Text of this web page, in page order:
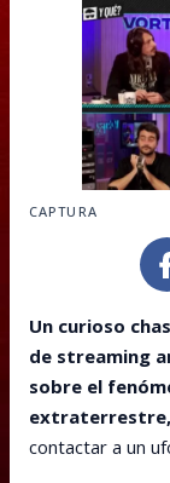
CAPTURA
Un curioso
de streaming
sobre el
extraterrestre,
contactar a un